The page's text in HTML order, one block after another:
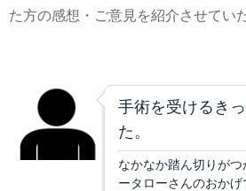
た方の感想・ご意見を紹介させてい
手術を受けるき
た。
なかなか踏ん切りが
ータローさんのおか